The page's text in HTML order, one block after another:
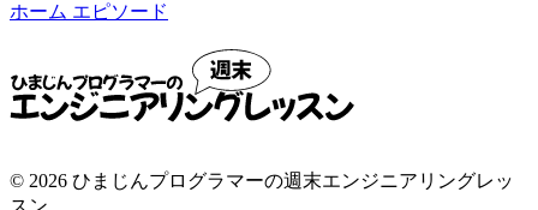
ホーム エピソード
© 2026 ひまじんプログラマーの週末エンジニアリングレッ